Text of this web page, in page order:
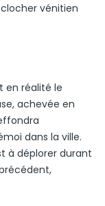
vénitien
en réalité le
achevée en
dans la ville.
à déplorer durant